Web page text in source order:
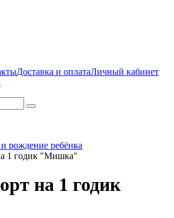
Доставка и оплатаЛичный кабинет
рождение ребёнка
1 годик "Мишка"
на 1 годик